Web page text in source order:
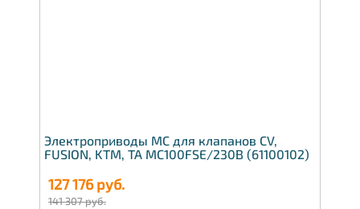
Электроприводы МС для клапанов CV,
FUSION, KTM, TA MC100FSE/230В (61100102)
127 176руб.
141 307 руб.